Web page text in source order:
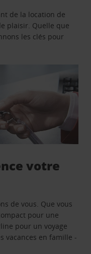
de la location de
plaisir. Quelle que
les clés pour
votre
de vous. Que vous
pour une
pour un voyage
vacances en famille -